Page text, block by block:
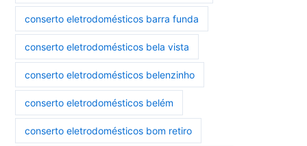
conserto eletrodomésticos barra funda
conserto eletrodomésticos bela vista
conserto eletrodomésticos belenzinho
conserto eletrodomésticos belém
conserto eletrodomésticos bom retiro